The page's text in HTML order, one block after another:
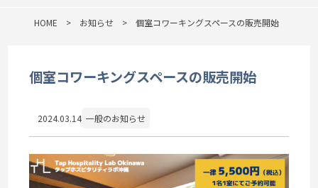
HOME お知らせ 個室コワーキングスペースの販売開始
個室コワーキングスペースの販売開始
2024.03.14 一般のお知らせ